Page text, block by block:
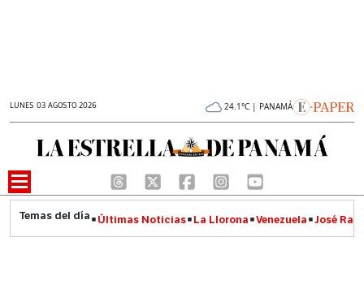
LUNES 03 AGOSTO 2026 24.1°C | PANAMÁ
Últimas Noticias La Llorona Venezuela José